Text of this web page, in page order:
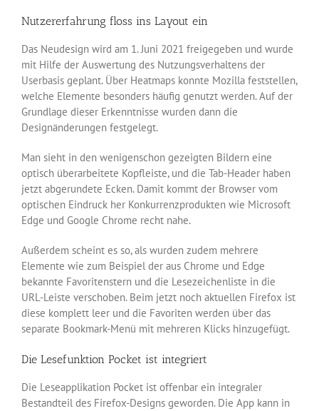
Nutzererfahrung floss ins Layout ein
Das Neudesign wird am 1. Juni 2021 freigegeben und wurde
mit Hilfe der Auswertung des Nutzungsverhaltens der
Userbasis geplant. Über Heatmaps konnte Mozilla feststellen,
welche Elemente besonders häufig genutzt werden. Auf der
Grundlage dieser Erkenntnisse wurden dann die
Designänderungen festgelegt.
Man sieht in den wenigenschon gezeigten Bildern eine
optisch überarbeitete Kopfleiste, und die Tab-Header haben
jetzt abgerundete Ecken. Damit kommt der Browser vom
optischen Eindruck her Konkurrenzprodukten wie Microsoft
Edge und Google Chrome recht nahe.
Außerdem scheint es so, als wurden zudem mehrere
Elemente wie zum Beispiel der aus Chrome und Edge
bekannte Favoritenstern und die Lesezeichenliste in die
URL-Leiste verschoben. Beim jetzt noch aktuellen Firefox ist
diese komplett leer und die Favoriten werden über das
separate Bookmark-Menü mit mehreren Klicks hinzugefügt.
Die Lesefunktion Pocket ist integriert
Die Leseapplikation Pocket ist offenbar ein integraler
Bestandteil des Firefox-Designs geworden. Die App kann in